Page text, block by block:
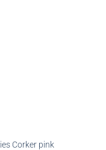
Corker pink